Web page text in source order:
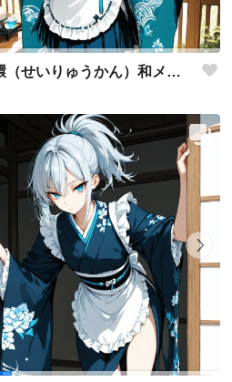
清流環（せいりゅうかん）和メイド